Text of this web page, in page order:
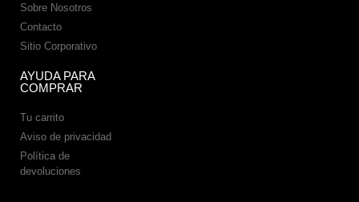
Sobre Nosotros
Contacto
Sitio Corporativo
AYUDA PARA
COMPRAR
Tu carrito
Aviso de privacidad
Política de
devoluciones